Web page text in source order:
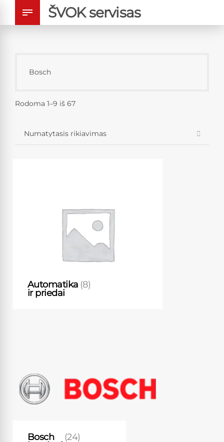
ŠVOK servisas
Bosch
Rodoma 1–9 iš 67
Automatika
ir priedai
(8)
Bosch
(24)